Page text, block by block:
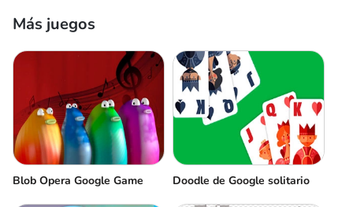
Más juegos
Blob Opera Google Game Doodle de Google solitario